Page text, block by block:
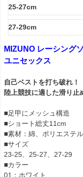
25-27cm
27-29cm
MIZUNO レーシング
ユニセックス
自己ベストを打ち破れ！
陸上競技に適した滑り止
■足甲にメッシュ構造
■ショート総丈11cm
■素材：綿、ポリエステ
■サイズ
23-25、25-27、27-29
■カラー
01：ホワイト